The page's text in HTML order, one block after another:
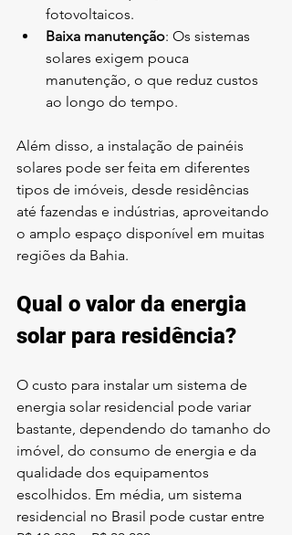
fotovoltaicos.
Baixa manutenção: Os sistemas
solares exigem pouca
manutenção, o que reduz custos
ao longo do tempo.
Além disso, a instalação de painéis
solares pode ser feita em diferentes
tipos de imóveis, desde residências
até fazendas e indústrias, aproveitando
o amplo espaço disponível em muitas
regiões da Bahia.
Qual o valor da energia
solar para residência?
O custo para instalar um sistema de
energia solar residencial pode variar
bastante, dependendo do tamanho do
imóvel, do consumo de energia e da
qualidade dos equipamentos
escolhidos. Em média, um sistema
residencial no Brasil pode custar entre